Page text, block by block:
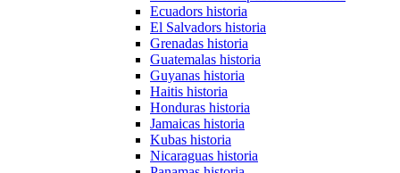
Ecuadors historia
El Salvadors historia
Grenadas historia
Guatemalas historia
Guyanas historia
Haitis historia
Honduras historia
Jamaicas historia
Kubas historia
Nicaraguas historia